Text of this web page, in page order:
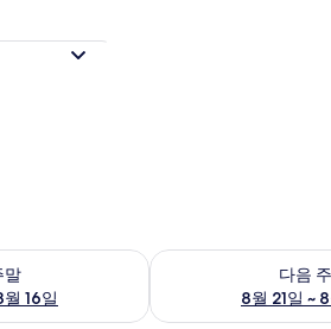
말
16일
확인, 8월 14일 ~ 8월 16일
다음
8월 21일 ~
다음 주말 예약 가능